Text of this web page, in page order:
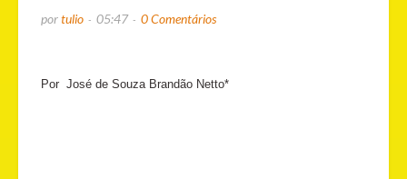
portulio 05:47 0 Comentários
Por José de Souza Brandão Netto*